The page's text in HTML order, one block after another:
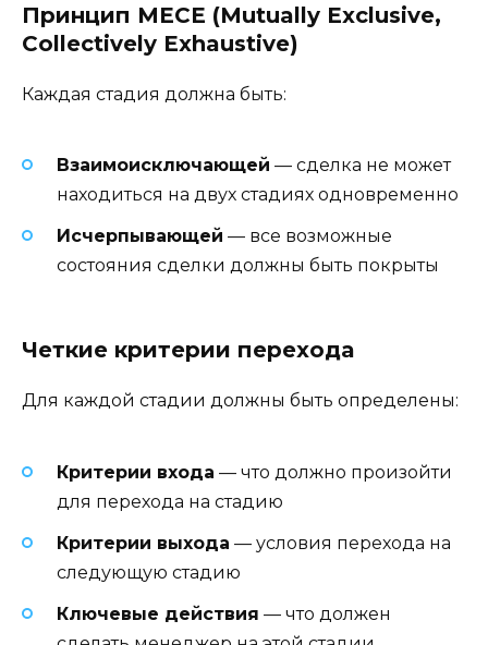
Принцип MECE (Mutually Exclusive,
Collectively Exhaustive)
Каждая стадия должна быть:
Взаимоисключающей — сделка не может
находиться на двух стадиях одновременно
Исчерпывающей — все возможные
состояния сделки должны быть покрыты
Четкие критерии перехода
Для каждой стадии должны быть определены:
Критерии входа — что должно произойти
для перехода на стадию
Критерии выхода — условия перехода на
следующую стадию
Ключевые действия — что должен